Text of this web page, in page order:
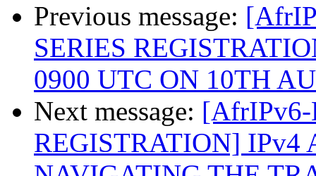
Previous message:
SERIES
0900 UTC ON 10TH
Next message: [AfrIPv6-
REGISTRATION] IPv4